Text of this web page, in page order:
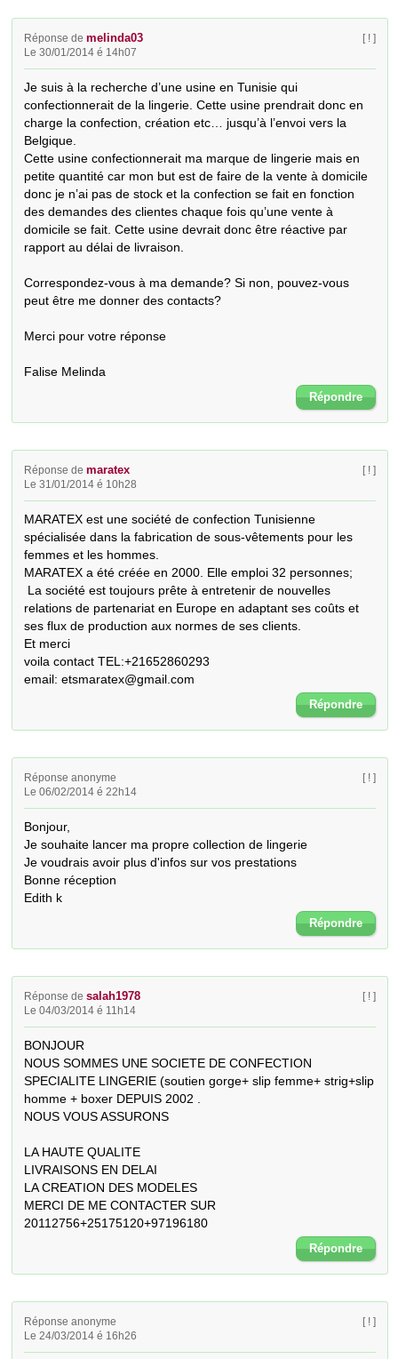
Réponse demelinda03
Le 30/01/2014 é 14h07
[ ! ]
Je suis à la recherche d’une usine en Tunisie qui
confectionnerait de la lingerie. Cette usine prendrait donc en
charge la confection, création etc… jusqu’à l’envoi vers la
Belgique.
Cette usine confectionnerait ma marque de lingerie mais en
petite quantité car mon but est de faire de la vente à domicile
donc je n’ai pas de stock et la confection se fait en fonction
des demandes des clientes chaque fois qu’une vente à
domicile se fait. Cette usine devrait donc être réactive par
rapport au délai de livraison.
Correspondez-vous à ma demande? Si non, pouvez-vous
peut être me donner des contacts?
Merci pour votre réponse
Falise Melinda
Répondre
Réponse demaratex
Le 31/01/2014 é 10h28
[ ! ]
MARATEX est une société de confection Tunisienne
spécialisée dans la fabrication de sous-vêtements pour les
femmes et les hommes.
MARATEX a été créée en 2000. Elle emploi 32 personnes;
relations de partenariat en Europe en adaptant ses coûts et
ses flux de production aux normes de ses clients.
Et merci
voila contact TEL:+21652860293
email: etsmaratex@gmail.com
Répondre
Réponse anonyme
Le 06/02/2014 é 22h14
[ ! ]
Bonjour,
Je souhaite lancer ma propre collection de lingerie
Je voudrais avoir plus d'infos sur vos prestations
Bonne réception
Edith k
Répondre
Réponse desalah1978
Le 04/03/2014 é 11h14
[ ! ]
BONJOUR
NOUS SOMMES UNE SOCIETE DE CONFECTION
SPECIALITE LINGERIE (soutien gorge+ slip femme+ strig+slip
homme + boxer DEPUIS 2002 .
NOUS VOUS ASSURONS
LA HAUTE QUALITE
LIVRAISONS EN DELAI
LA CREATION DES MODELES
MERCI DE ME CONTACTER SUR
20112756+25175120+97196180
Répondre
Réponse anonyme
Le 24/03/2014 é 16h26
[ ! ]